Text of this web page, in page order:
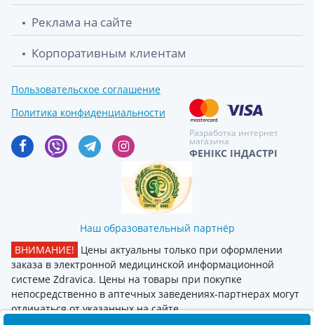
Реклама на сайте
Корпоративным клиентам
Пользовательское соглашение
Политика конфиденциальности
Разработка интернет
магазина
ФЕНІКС ІНДАСТРІ
Наш образовательный партнёр
ВНИМАНИЕ! Цены актуальны только при оформлении
заказа в электронной медицинской информационной
системе Zdravica. Цены на товары при покупке
непосредственно в аптечных заведениях-партнерах могут
отличаться от указанных на сайте